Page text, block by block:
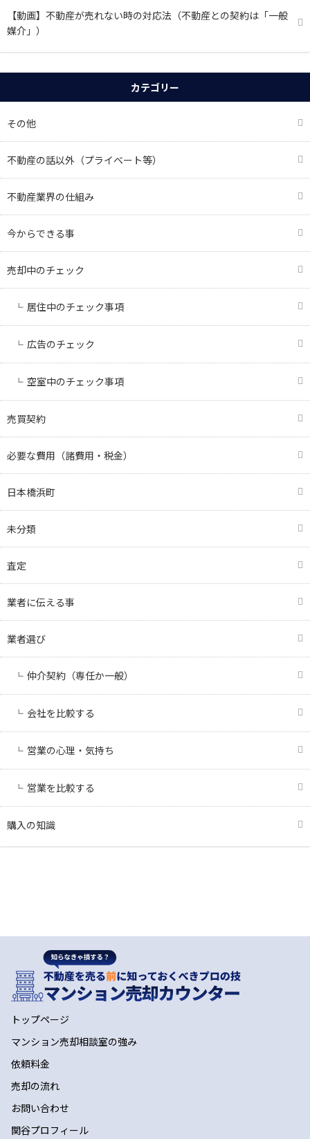
【動画】不動産が売れない時の対応法（不動産との契約は「一般
媒介」）
カテゴリー
その他
不動産の話以外（プライベート等）
不動産業界の仕組み
今からできる事
売却中のチェック
居住中のチェック事項
広告のチェック
空室中のチェック事項
売買契約
必要な費用（諸費用・税金）
日本橋浜町
未分類
査定
業者に伝える事
業者選び
仲介契約（専任か一般）
会社を比較する
営業の心理・気持ち
営業を比較する
購入の知識
トップページ
マンション売却相談室の強み
依頼料金
売却の流れ
お問い合わせ
関谷プロフィール